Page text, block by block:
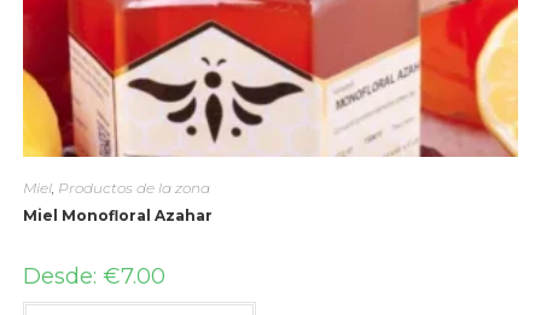
Miel, Productos de la zona
Miel Monofloral Azahar
Desde: €7.00